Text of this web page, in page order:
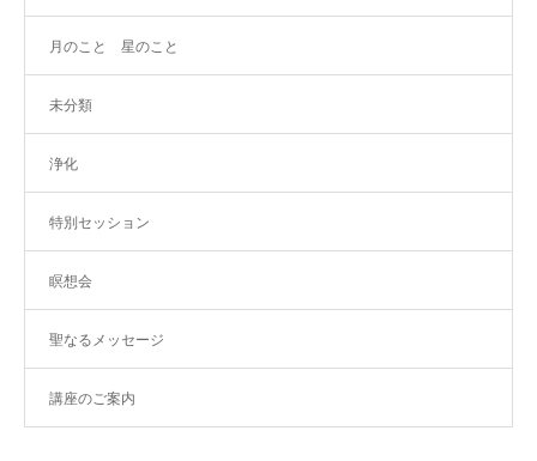
月のこと 星のこと
未分類
浄化
特別セッション
瞑想会
聖なるメッセージ
講座のご案内